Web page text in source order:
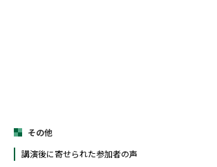
その他
講演後に寄せられた参加者の声